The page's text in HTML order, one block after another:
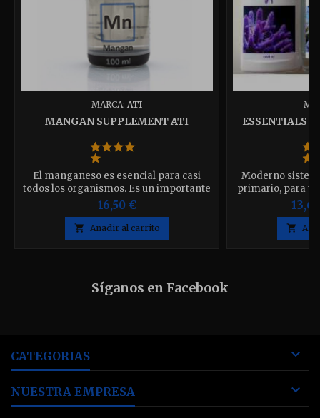
MARCA: ATI
MANGAN SUPPLEMENT ATI
El manganeso es esencial para casi
todos los organismos. Es un importante
cofactor de muchas enzimas. 1 ml del
suplemento aumenta la concentración
de manganeso de 100 litros en 2 μg / l.
Envase: 100ml
16,50 €
 Añadir al carrito
ESSENTIALS
Moderno
primario, para
arrecife. Su
todos los
importantes
equilibrio y

Síganos en Facebook
CATEGORIAS 
NUESTRA EMPRESA 